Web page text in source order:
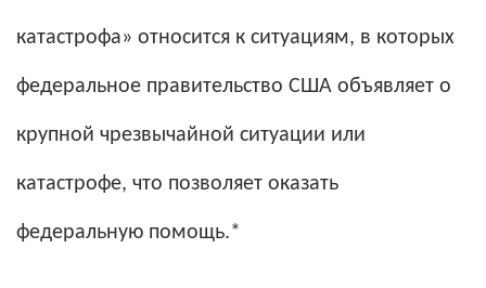
катастрофа» относится к ситуациям, в которых
федеральное правительство США объявляет о
крупной чрезвычайной ситуации или
катастрофе, что позволяет оказать
федеральную помощь.*